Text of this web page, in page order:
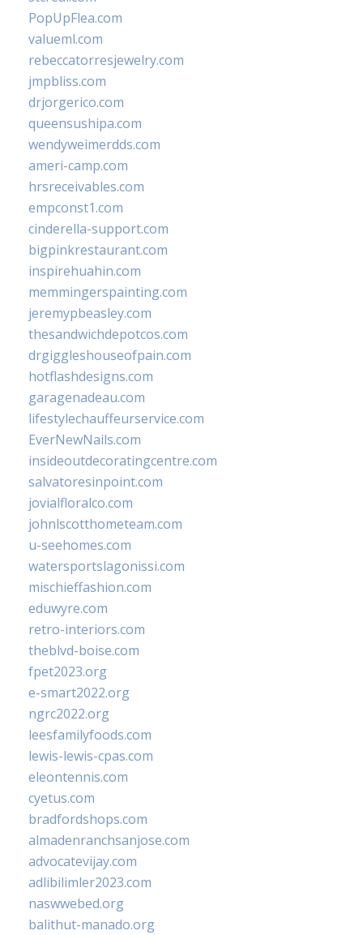
PopUpFlea.com
valueml.com
rebeccatorresjewelry.com
jmpbliss.com
drjorgerico.com
queensushipa.com
wendyweimerdds.com
ameri-camp.com
hrsreceivables.com
empconst1.com
cinderella-support.com
bigpinkrestaurant.com
inspirehuahin.com
memmingerspainting.com
jeremypbeasley.com
thesandwichdepotcos.com
drgiggleshouseofpain.com
hotflashdesigns.com
garagenadeau.com
lifestylechauffeurservice.com
EverNewNails.com
insideoutdecoratingcentre.com
salvatoresinpoint.com
jovialfloralco.com
johnlscotthometeam.com
u-seehomes.com
watersportslagonissi.com
mischieffashion.com
eduwyre.com
retro-interiors.com
theblvd-boise.com
fpet2023.org
e-smart2022.org
ngrc2022.org
leesfamilyfoods.com
lewis-lewis-cpas.com
eleontennis.com
cyetus.com
bradfordshops.com
almadenranchsanjose.com
advocatevijay.com
adlibilimler2023.com
naswwebed.org
balithut-manado.org